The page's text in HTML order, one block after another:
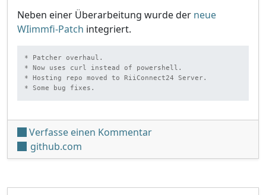
Neben einer Überarbeitung wurde der neue
WIimmfi-Patch integriert.
* Patcher overhaul.
* Now uses curl instead of powershell.
* Hosting repo moved to RiiConnect24 Server.
* Some bug fixes.
Verfasse einen Kommentarunter 'Auto WiiWare
github.com